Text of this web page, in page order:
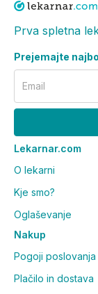
Prva spletna
Prejemajte
Email
Lekarnar.com
O lekarni
Kje smo?
Oglaševanje
Nakup
Pogoji poslovanja
Plačilo in dostava